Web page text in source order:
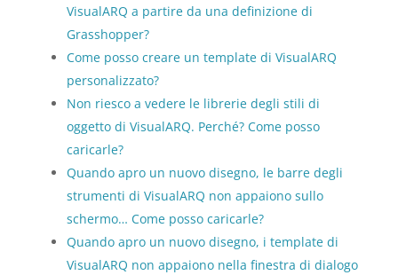
VisualARQ a partire da una definizione di
Grasshopper?
Come posso creare un template di VisualARQ
personalizzato?
Non riesco a vedere le librerie degli stili di
oggetto di VisualARQ. Perché? Come posso
caricarle?
Quando apro un nuovo disegno, le barre degli
strumenti di VisualARQ non appaiono sullo
schermo… Come posso caricarle?
Quando apro un nuovo disegno, i template di
VisualARQ non appaiono nella finestra di dialogo